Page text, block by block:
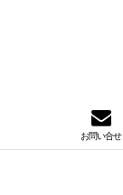
お問い合せ